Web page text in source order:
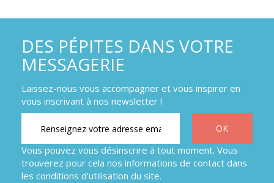
DES PÉPITES DANS VOTRE
MESSAGERIE
Laissez-nous vous accompagner et vous inspirer en
vous inscrivant à nos newsletter !
Vous pouvez vous désinscrire à tout moment. Vous
trouverez pour cela nos informations de contact dans
les conditions d'utilisation du site.